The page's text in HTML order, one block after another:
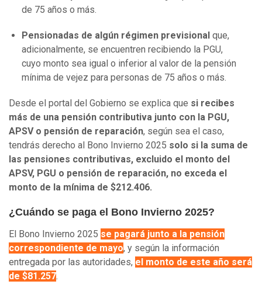
de 75 años o más.
Pensionadas de algún régimen previsional que,
adicionalmente, se encuentren recibiendo la PGU,
cuyo monto sea igual o inferior al valor de la pensión
mínima de vejez para personas de 75 años o más.
Desde el portal del Gobierno se explica que si recibes
más de una pensión contributiva junto con la PGU,
APSV o pensión de reparación, según sea el caso,
tendrás derecho al Bono Invierno 2025 solo si la suma de
las pensiones contributivas, excluido el monto del
APSV, PGU o pensión de reparación, no exceda el
monto de la mínima de $212.406.
¿Cuándo se paga el Bono Invierno 2025?
El Bono Invierno 2025 se pagará junto a la pensión
correspondiente de mayo, y según la información
entregada por las autoridades, el monto de este año será
de $81.257.